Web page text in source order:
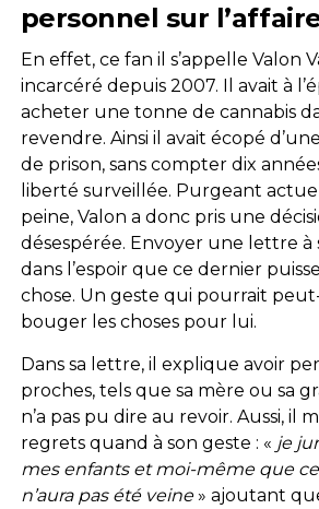
personnel sur
En effet, ce fan il s’appelle Valon
incarcéré depuis 2007. Il avait à
acheter une tonne de cannabis
revendre. Ainsi il avait écopé
de prison, sans compter dix
liberté surveillée. Purgeant
peine, Valon a donc pris une
désespérée. Envoyer une lettre à
dans l’espoir que ce dernier
chose. Un geste qui pourrait
bouger les choses pour lui.
Dans sa lettre, il explique avoir
proches, tels que sa mère ou sa
n’a pas pu dire au revoir. Aussi, il
regrets quand à son geste : « je
mes enfants et moi-même que
n’aura pas été veine» ajoutant